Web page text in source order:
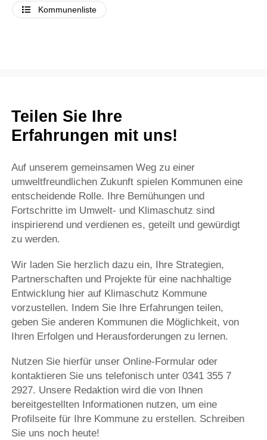
Kommunenliste
Teilen Sie Ihre
Erfahrungen mit uns!
Auf unserem gemeinsamen Weg zu einer
umweltfreundlichen Zukunft spielen Kommunen eine
entscheidende Rolle. Ihre Bemühungen und
Fortschritte im Umwelt- und Klimaschutz sind
inspirierend und verdienen es, geteilt und gewürdigt
zu werden.
Wir laden Sie herzlich dazu ein, Ihre Strategien,
Partnerschaften und Projekte für eine nachhaltige
Entwicklung hier auf Klimaschutz Kommune
vorzustellen. Indem Sie Ihre Erfahrungen teilen,
geben Sie anderen Kommunen die Möglichkeit, von
Ihren Erfolgen und Herausforderungen zu lernen.
Nutzen Sie hierfür unser Online-Formular oder
kontaktieren Sie uns telefonisch unter 0341 355 7
2927. Unsere Redaktion wird die von Ihnen
bereitgestellten Informationen nutzen, um eine
Profilseite für Ihre Kommune zu erstellen. Schreiben
Sie uns noch heute!